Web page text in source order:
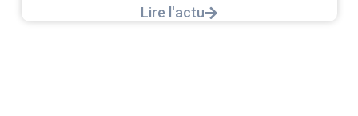
Lire l'actu